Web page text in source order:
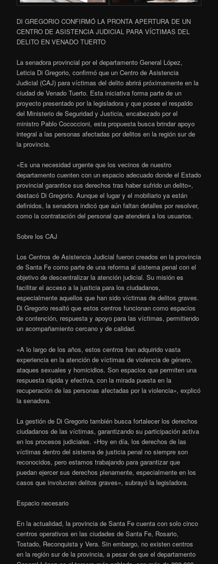
DI GREGORIO CONFIRMÓ LA PRONTA APERTURA DE UN
CENTRO DE ASISTENCIA JUDICIAL PARA VÍCTIMAS DEL
DELITO EN VENADO TUERTO
La senadora provincial por el departamento General López,
Leticia Di Gregorio, confirmó que un Centro de Asistencia
Judicial (CAJ) para víctimas del delito abrirá próximamente en la
ciudad de Venado Tuerto. Esta iniciativa forma parte de un
proyecto presentado por la legisladora y que posee el respaldo
del Ministerio de Seguridad y Justicia, encabezado por el
ministro Pablo Cococcioni, esta propuesta busca brindar apoyo
integral a las personas afectadas por delitos en la región sur de
la provincia.
«Es una necesidad urgente que los vecinos de nuestro
departamento cuenten con un espacio adecuado donde el Estado
provincial garantice sus derechos tras haber sufrido un delito»,
destacó Di Gregorio. Aunque el lugar y el mobiliario ya están
definidos, la senadora indicó que aún faltan detalles por resolver,
como la contratación del personal que atenderá a los usuarios.
Sobre los CAJ
Los Centros de Asistencia Judicial fueron creados en la provincia
de Santa Fe como parte de una reforma al sistema penal con el
objetivo de descentralizar la atención judicial. Su misión es
facilitar el acceso a la justicia para los ciudadanos,
especialmente aquellos que han sido víctimas de delitos graves.
Di Gregorio resaltó que estos centros funcionan como espacios
de contención, respuesta y apoyo para las víctimas, permitiendo
un acompañamiento cercano y de calidad.
«A lo largo de los años, estos centros han adquirido vasta
experiencia en la atención de víctimas de violencia de género,
ataques sexuales y homicidios. Son espacios que permiten una
respuesta rápida y efectiva, con la mirada puesta en la
recuperación de las personas afectadas por la violencia», explicó
la senadora.
La gestión de Di Gregorio también busca fortalecer los derechos
ciudadanos de las víctimas, garantizando su participación activa
en los procesos judiciales. «Hoy en día, los derechos de las
víctimas dentro del sistema de justicia penal no siempre son
reconocidos, pero estamos trabajando para garantizar que
puedan ejercer sus derechos plenamente, especialmente en los
casos que involucran delitos graves», subrayó la legisladora.
Espacio necesario
En la actualidad, la provincia de Santa Fe cuenta con solo cinco
centros operativos en las ciudades de Santa Fe, Rosario,
Tostado, Reconquista y Vera. Sin embargo, no existen centros
en la región sur de la provincia, a pesar de que el departamento